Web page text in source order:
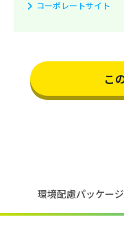
コーポレートサイト
こ
環境配慮パッケー